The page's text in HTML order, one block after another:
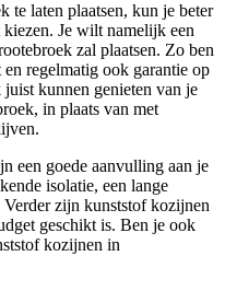
te laten plaatsen, kun je beter
kiezen. Je wilt namelijk een
zal plaatsen. Zo ben
regelmatig ook garantie op
kunnen genieten van je
in plaats van met
een goede aanvulling aan je
isolatie, een lange
Verder zijn kunststof kozijnen
geschikt is. Ben je ook
kozijnen in